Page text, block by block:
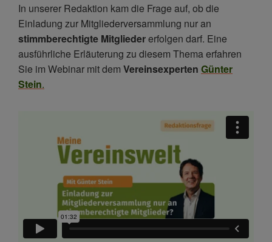
In unserer Redaktion kam die Frage auf, ob die
Einladung zur Mitgliederversammlung nur an
stimmberechtigte Mitgliedererfolgen darf. Eine
ausführliche Erläuterung zu diesem Thema erfahren
Sie im Webinar mit dem Vereinsexperten Günter
Stein.